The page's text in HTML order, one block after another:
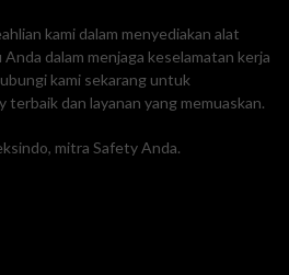
kami dalam menyediakan alat
dalam menjaga keselamatan kerja
kami sekarang untuk
dan layanan yang memuaskan.
mitra Safety Anda.